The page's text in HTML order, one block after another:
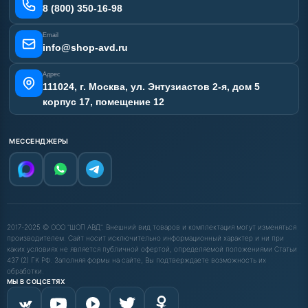
Наши работы
Карта сайта
8 (800) 350-16-98
Email
info@shop-avd.ru
Адрес
111024, г. Москва, ул. Энтузиастов 2-я, дом 5
корпус 17, помещение 12
МЕССЕНДЖЕРЫ
2017-2025 © ООО "ШОП АВД". Внешний вид товаров и комплектация могут изменяться
производителем. Сайт носит исключительно информационный характер и ни при
каких условиях не является публичной офертой, определяемой положениями Статьи
437 (2) ГК РФ. Заполняя формы на сайте, Вы подтверждаете возможность их
обработки.
МЫ В СОЦСЕТЯХ